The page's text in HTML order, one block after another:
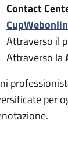
Contact
Attraverso il
Attraverso la
per